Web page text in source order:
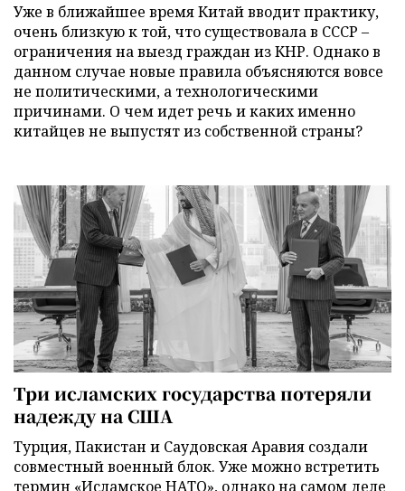
Уже в ближайшее время Китай вводит практику,
очень близкую к той, что существовала в СССР –
ограничения на выезд граждан из КНР. Однако в
данном случае новые правила объясняются вовсе
не политическими, а технологическими
причинами. О чем идет речь и каких именно
китайцев не выпустят из собственной страны?
Три исламских государства потеряли
надежду на США
Турция, Пакистан и Саудовская Аравия создали
совместный военный блок. Уже можно встретить
термин «Исламское НАТО», однако на самом деле